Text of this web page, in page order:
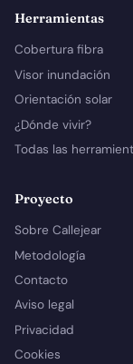
Herramientas
Cobertura fibra
Visor inundación
Orientación solar
¿Dónde vivir?
Todas las
Proyecto
Sobre Callejear
Metodología
Contacto
Aviso legal
Privacidad
Cookies